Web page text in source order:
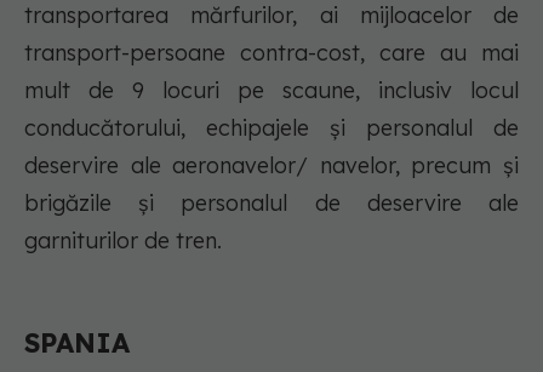
transportarea mărfurilor, ai mijloacelor de
transport-persoane contra-cost, care au mai
mult de 9 locuri pe scaune, inclusiv locul
conducătorului, echipajele şi personalul de
deservire ale aeronavelor/ navelor, precum şi
brigăzile şi personalul de deservire ale
garniturilor de tren.
SPANIA